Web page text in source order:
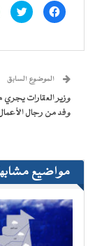
انقر
للمشاركة
في في
الموضوع السابق
وزير العقارات يجري
وفد من رجال
مواضيع